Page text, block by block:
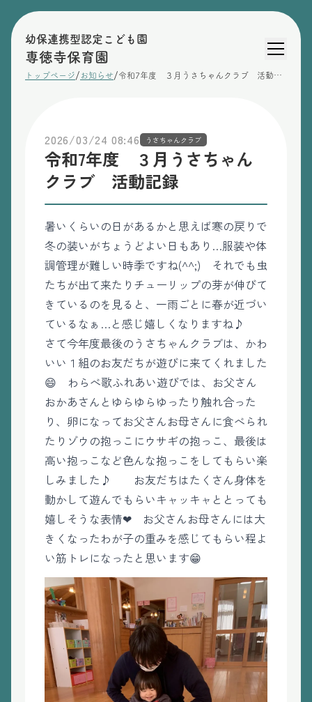
幼保連携型認定こども園
専徳寺保育園
トップページ/ お知らせ/ 令和7年度 ３月うさちゃんクラブ 活動記録
2026/03/24 08:46 うさちゃんクラブ
令和7年度 ３月うさちゃん
クラブ 活動記録
暑いくらいの日があるかと思えば寒の戻りで
冬の装いがちょうどよい日もあり…服装や体
調管理が難しい時季ですね(^^;) それでも虫
たちが出て来たりチューリップの芽が伸びて
きているのを見ると、一雨ごとに春が近づい
ているなぁ…と感じ嬉しくなりますね♪
さて今年度最後のうさちゃんクラブは、かわ
いい１組のお友だちが遊びに来てくれました
😄 わらべ歌ふれあい遊びでは、お父さん
おかあさんとゆらゆらゆったり触れ合った
り、卵になってお父さんお母さんに食べられ
たりゾウの抱っこにウサギの抱っこ、最後は
高い抱っこなど色んな抱っこをしてもらい楽
しみました♪ お友だちはたくさん身体を
動かして遊んでもらいキャッキャととっても
嬉しそうな表情❤ お父さんお母さんには大
きくなったわが子の重みを感じてもらい程よ
い筋トレになったと思います😁